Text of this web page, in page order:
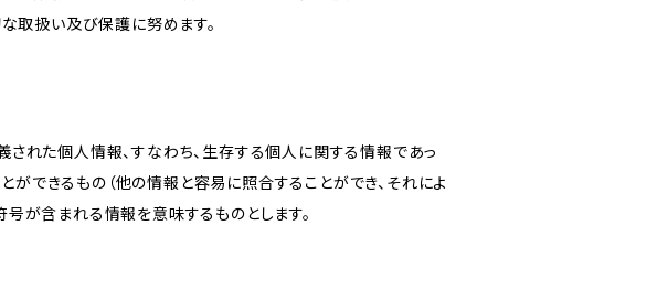
な取扱い及び保護に努めます。
れた個人情報、すなわち、生存する個人に関する情報であっ
できるもの（他の情報と容易に照合することができ、それによ
号が含まれる情報を意味するものとします。